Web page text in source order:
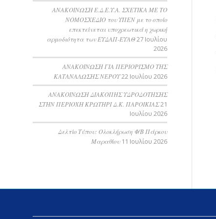
ΑΝΑΚΟΙΝΩΣΗ Ε.Δ.Ε.Υ.Α. ΣΧΕΤΙΚΑ ΜΕ ΤΟ
ΝΟΜΟΣΧΕΔΙΟ του ΥΠΕΝ με το οποίο
επεκτείνεται υποχρεωτικά η χωρική
αρμοδιότητα των ΕΥΔΑΠ-ΕΥΑΘ27 Ιουλίου
2026
ΑΝΑΚΟΙΝΩΣΗ ΓΙΑ ΠΕΡΙΟΡΙΣΜΟ ΤΗΣ
ΚΑΤΑΝΑΛΩΣΗΣ ΝΕΡΟΥ22 Ιουλίου 2026
AΝΑΚΟΙΝΩΣΗ ΔΙΑΚΟΠΗΣ ΥΔΡΟΔΟΤΗΣΗΣ
ΣΤΗΝ ΠΕΡΙΟΧΗ ΚΡΩΤΗΡΙ Δ.Κ. ΠΑΡΟΙΚΙΑΣ21
Ιουλίου 2026
Δελτίο Τύπου: Ολοκλήρωση Φ/Β Πάρκου
Μαραθίου 11 Ιουλίου 2026